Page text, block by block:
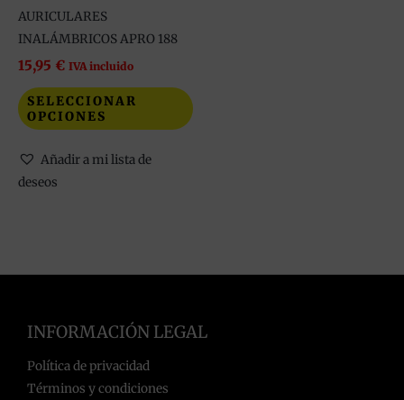
AURICULARES
INALÁMBRICOS APRO 188
15,95 € IVA incluido
SELECCIONAR
OPCIONES
de
Añadir a mi lista de
deseos
INFORMACIÓN LEGAL
Política de privacidad
Términos y condiciones